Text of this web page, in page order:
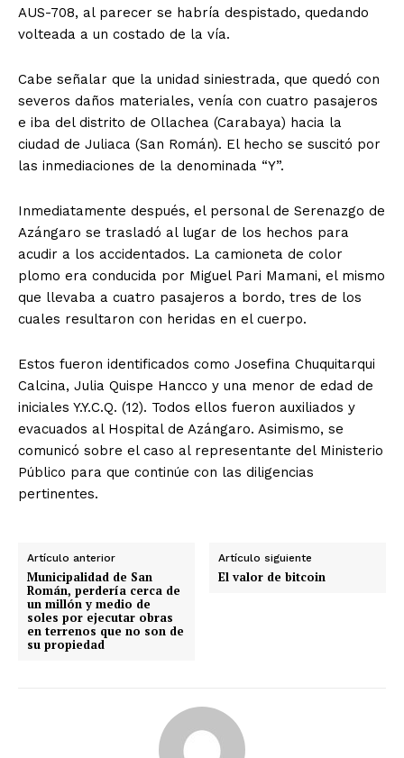
AUS-708, al parecer se habría despistado, quedando
volteada a un costado de la vía.
Cabe señalar que la unidad siniestrada, que quedó con
severos daños materiales, venía con cuatro pasajeros
e iba del distrito de Ollachea (Carabaya) hacia la
ciudad de Juliaca (San Román). El hecho se suscitó por
las inmediaciones de la denominada “Y”.
Inmediatamente después, el personal de Serenazgo de
Azángaro se trasladó al lugar de los hechos para
acudir a los accidentados. La camioneta de color
plomo era conducida por Miguel Pari Mamani, el mismo
que llevaba a cuatro pasajeros a bordo, tres de los
cuales resultaron con heridas en el cuerpo.
Estos fueron identificados como Josefina Chuquitarqui
Calcina, Julia Quispe Hancco y una menor de edad de
iniciales Y.Y.C.Q. (12). Todos ellos fueron auxiliados y
evacuados al Hospital de Azángaro. Asimismo, se
comunicó sobre el caso al representante del Ministerio
Público para que continúe con las diligencias
pertinentes.
Artículo anterior
Municipalidad de San
Román, perdería cerca de
un millón y medio de
soles por ejecutar obras
en terrenos que no son de
su propiedad
Artículo siguiente
El valor de bitcoin